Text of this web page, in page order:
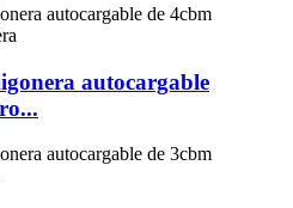
autocargable